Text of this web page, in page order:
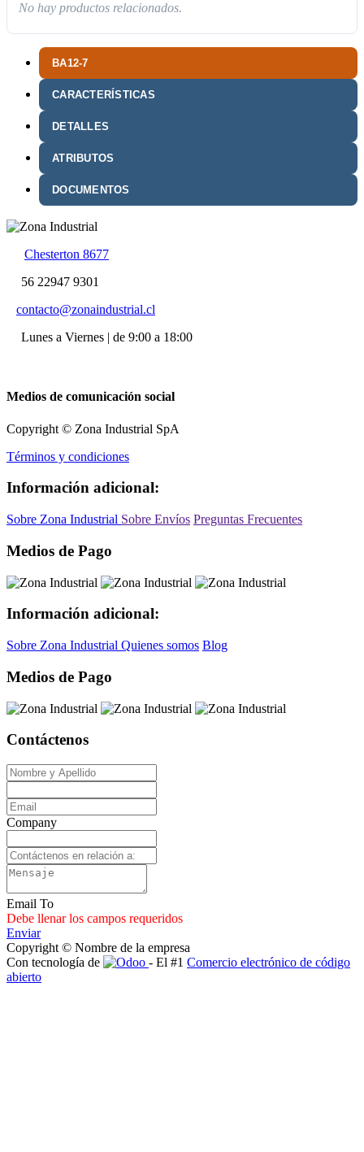
BA12-7
CARACTERÍSTICAS
DETALLES
ATRIBUTOS
DOCUMENTOS
No hay productos relacionados.
Chesterton 8677
56 22947 9301
contacto@zonaindustrial.cl
Lunes a Viernes | de 9:00 a 18:00
Medios de comunicación social
Copyright © Zona Industrial SpA
Términos y condiciones
Información adicional:
Sobre Zona Industrial Sobre Envíos Preguntas Frecuentes
Medios de Pago
Información adicional:
Sobre Zona Industrial Quienes somos Blog
Medios de Pago
Contáctenos
Company
Email To
Debe llenar los campos requeridos
Enviar
Copyright © Nombre de la empresa
Con tecnología de
- El #1 Comercio electrónico de código
abierto